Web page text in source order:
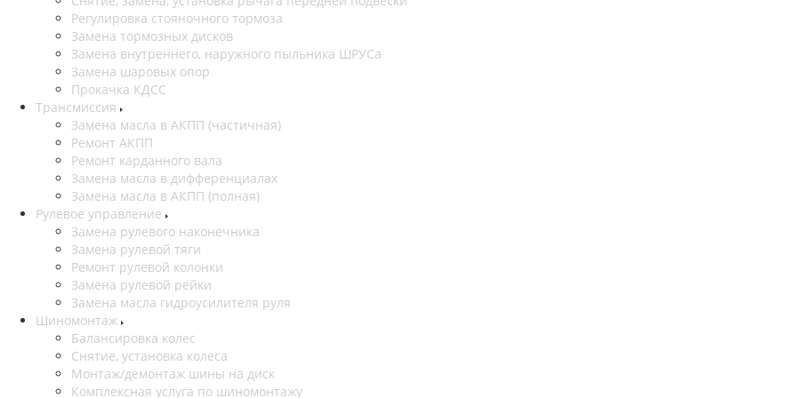
Регулировка стояночного тормоза
Замена тормозных дисков
Замена внутреннего, наружного пыльника ШРУСа
Замена шаровых опор
Прокачка КДСС
Трансмиссия
Замена масла в АКПП (частичная)
Ремонт АКПП
Ремонт карданного вала
Замена масла в дифференциалах
Замена масла в АКПП (полная)
Рулевое управление
Замена рулевого наконечника
Замена рулевой тяги
Ремонт рулевой колонки
Замена рулевой рейки
Замена масла гидроусилителя руля
Шиномонтаж
Балансировка колес
Снятие, установка колеса
Монтаж/демонтаж шины на диск
Комплексная услуга по шиномонтажу